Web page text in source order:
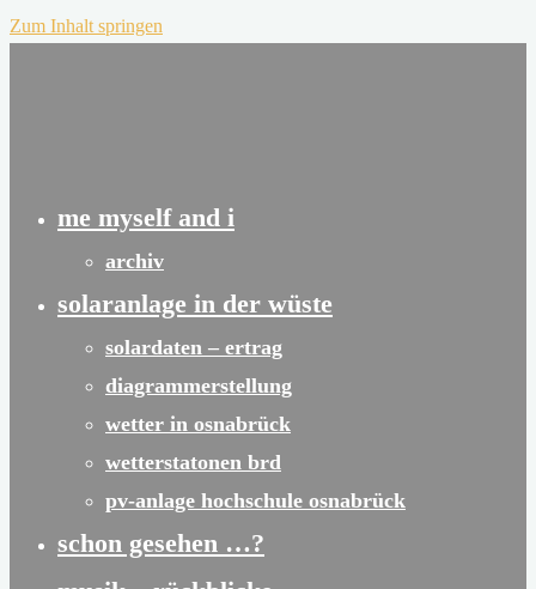
Zum Inhalt springen
me myself and i
archiv
solaranlage in der wüste
solardaten – ertrag
diagrammerstellung
wetter in osnabrück
wetterstatonen brd
pv-anlage hochschule osnabrück
schon gesehen …?